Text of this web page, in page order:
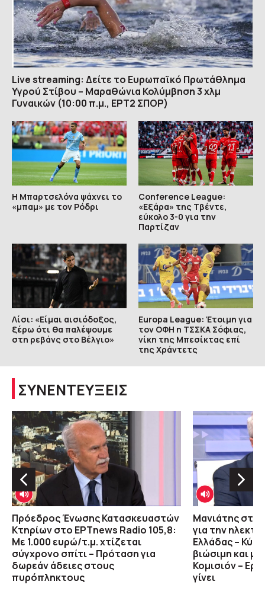
Live streaming: Δείτε το Ευρωπαϊκό Πρωτάθλημα
Υγρού Στίβου – Μαραθώνια Κολύμβηση 3 χλμ
Γυναικών (10:00 π.μ., ΕΡΤ2 ΣΠΟΡ)
Η Μπαρτσελόνα ψάχνει το
«μπαμ» με τον Ρόδρι
Conference League:
«Εξάρα» της Τβέντε,
εύκολο 3-0 για την
Παρτίζαν
Λίσι: «Είμαι αισιόδοξος,
ξέρω ότι θα παλέψουμε
στη ρεβάνς στο Βέλγιο»
Europa League: Έτοιμη για
τον ΟΦΗ η ΤΣΣΚΑ Σόφιας,
νίκη της Μπεσίκτας επί
της Χράντετς
ΣΥΝΕΝΤΕΥΞΕΙΣ
Πρόεδρος Ένωσης Κατασκευαστών
Κτηρίων στο ΕΡΤnews Radio 105,8:
Με 1.000 ευρώ/τ.μ. χτίζεται
σύγχρονο σπίτι – Πρόταση για
δωρεάν άδειες στους
πυρόπληκτους
Μανιάτης στο
για την
Ελλάδας –
βιώσιμη και
Κομισιόν –
γίνει